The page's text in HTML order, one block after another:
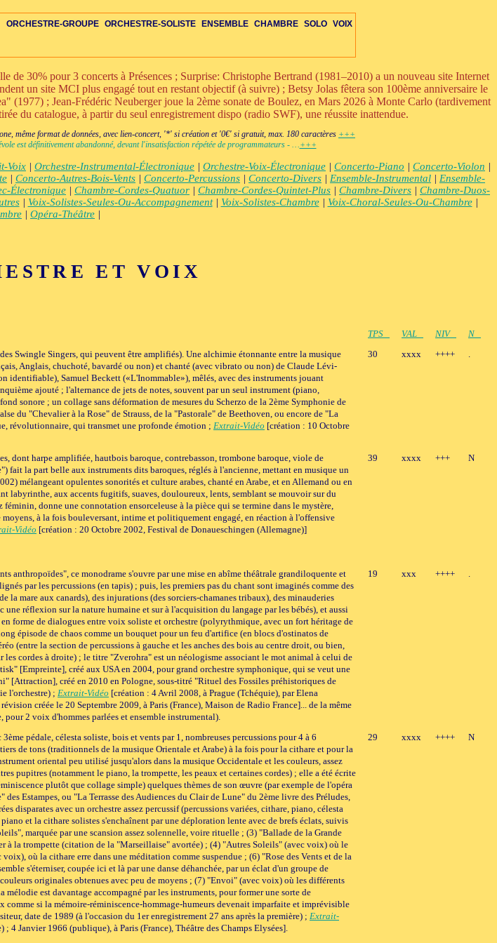
AUTEUR CHERCHE
ITINÉRAIRES XXL-SCOPE
VINS
VOIX
OPÉRA-THÉÂTRE
OPÉRA-CHAMBRE
CHORAL-CHAMBRE
VOIX-SOLO-CHAMBRE
SOLO
ÉLECTRO
AUTRES-S
+VENTS-S
CLARINETTE-S
FLÛTE-S
CORDES-S
SOLO
CHAMBRE
+ÉLECTRONIQUE
DUO-TRIO
CHAMBRE-DIV
CORDES
QUATUOR
ENSEMBLE
ENS-VOIX-ÉLECTRO
ENS-ÉLECTRO
ENS-VOIX
ENSEMBLE
ORCHESTRE-SOLISTE
DIVERS-C
PERCUSSIONS-C
+BOIS-VENTS-C
CLARINETTE-C
FLÛTE-C
C+
ORCHESTRE-GROUPE
ORCH-VOIX-ÉLEC
ORCH-ÉLECTRO
PETIT+VOIX
PETIT-INSTR
GRAND+VOIX
30% pour 3 concerts à Présences ; Surprise: Christophe Bertrand (1981–2010) a un nouveau site Internet
un site MCI plus engagé tout en restant objectif (à suivre) ; Betsy Jolas fêtera son 100ème anniversaire le
(1977) ; Jean-Frédéric Neuberger joue la 2ème sonate de Boulez, en Mars 2026 à Monte Carlo (tardivement
du catalogue, à partir du seul enregistrement dispo (radio SWF), une réussite inattendue.
même format de données, avec lien-concert, '*' si création et '0€' si gratuit, max. 180 caractères +++
est définitivement abandonné, devant l'insatisfaction répétée de programmateurs - …+++
Voix | Orchestre-Instrumental-Électronique | Orchestre-Voix-Électronique | Concerto-Piano | Concerto-Violon |
| Concerto-Autres-Bois-Vents | Concerto-Percussions | Concerto-Divers | Ensemble-Instrumental | Ensemble-
Électronique | Chambre-Cordes-Quatuor | Chambre-Cordes-Quintet-Plus | Chambre-Divers | Chambre-Duos-
| Voix-Solistes-Seules-Ou-Accompagnement| Voix-Solistes-Chambre| Voix-Choral-Seules-Ou-Chambre|
| Opéra-Théâtre |
ET VOIX
TPS VAL NIV
N
Swingle Singers, qui peuvent être amplifiés). Une alchimie étonnante entre la musique
Anglais, chuchoté, bavardé ou non) et chanté (avec vibrato ou non) de Claude Lévi-
identifiable), Samuel Beckett («L'Inommable»), mêlés, avec des instruments jouant
ajouté ; l'alternance de jets de notes, souvent par un seul instrument (piano,
sonore ; un collage sans déformation de mesures du Scherzo de la 2ème Symphonie de
du "Chevalier à la Rose" de Strauss, de la "Pastorale" de Beethoven, ou encore de "La
révolutionnaire, qui transmet une profonde émotion ; Extrait-Vidéo [création : 10 Octobre
30 xxxx ++++
dont harpe amplifiée, hautbois baroque, contrebasson, trombone baroque, viole de
fait la part belle aux instruments dits baroques, réglés à l'ancienne, mettant en musique un
mélangeant opulentes sonorités et culture arabes, chanté en Arabe, et en Allemand ou en
labyrinthe, aux accents fugitifs, suaves, douloureux, lents, semblant se mouvoir sur du
donne une connotation ensorceleuse à la pièce qui se termine dans le mystère,
à la fois bouleversant, intime et politiquement engagé, en réaction à l'offensive
Vidéo [création : 20 Octobre 2002, Festival de Donaueschingen (Allemagne)]
39 xxxx +++ N
anthropoïdes", ce monodrame s'ouvre par une mise en abîme théâtrale grandiloquente et
par les percussions (en tapis) ; puis, les premiers pas du chant sont imaginés comme des
la mare aux canards), des injurations (des sorciers-chamanes tribaux), des minauderies
réflexion sur la nature humaine et sur à l'acquisition du langage par les bébés), et aussi
forme de dialogues entre voix soliste et orchestre (polyrythmique, avec un fort héritage de
épisode de chaos comme un bouquet pour un feu d'artifice (en blocs d'ostinatos de
(entre la section de percussions à gauche et les anches des bois au centre droit, ou bien,
les cordes à droite) ; le titre "Zverohra" est un néologisme associant le mot animal à celui de
[Empreinte], créé aux USA en 2004, pour grand orchestre symphonique, qui se veut une
[Attraction], créé en 2010 en Pologne, sous-titré "Rituel des Fossiles préhistoriques de
l'orchestre) ; Extrait-Vidéo [création : 4 Avril 2008, à Prague (Tchéquie), par Elena
créée le 20 Septembre 2009, à Paris (France), Maison de Radio France]... de la même
2 voix d'hommes parlées et ensemble instrumental).
19 xxx ++++
pédale, célesta soliste, bois et vents par 1, nombreuses percussions pour 4 à 6
de tons (traditionnels de la musique Orientale et Arabe) à la fois pour la cithare et pour la
oriental peu utilisé jusqu'alors dans la musique Occidentale et les couleurs, assez
pupitres (notamment le piano, la trompette, les peaux et certaines cordes) ; elle a été écrite
plutôt que collage simple) quelques thèmes de son œuvre (par exemple de l'opéra
Estampes, ou "La Terrasse des Audiences du Clair de Lune" du 2ème livre des Préludes,
disparates avec un orchestre assez percussif (percussions variées, cithare, piano, célesta
et la cithare solistes s'enchaînent par une déploration lente avec de brefs éclats, suivis
marquée par une scansion assez solennelle, voire rituelle ; (3) "Ballade de la Grande
à la trompette (citation de la "Marseillaise" avortée) ; (4) "Autres Soleils" (avec voix) où le
où la cithare erre dans une méditation comme suspendue ; (6) "Rose des Vents et de la
s'éterniser, coupée ici et là par une danse déhanchée, par un éclat d'un groupe de
originales obtenues avec peu de moyens ; (7) "Envoi" (avec voix) où les différents
est davantage accompagné par les instruments, pour former une sorte de
si la mémoire-réminiscence-hommage-humeurs devenait imparfaite et imprévisible
date de 1989 (à l'occasion du 1er enregistrement 27 ans après la première) ; Extrait-
4 Janvier 1966 (publique), à Paris (France), Théâtre des Champs Elysées].
29 xxxx ++++ N